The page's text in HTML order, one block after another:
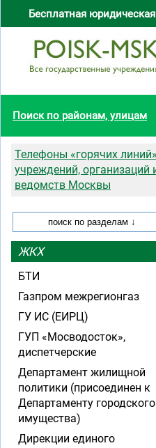
Бесплатная
Поиск по районам, улицам
Телефоны «горячих линий»
учреждений, организаций
ведомств Москвы
ЖКХ
БТИ
Газпром межрегионгаз
ГУ ИС (ЕИРЦ)
ГУП «Мосводосток»,
диспетчерские
Департамент жилищной
политики (присоединен к
Департаменту городского
имущества)
Дирекции единого